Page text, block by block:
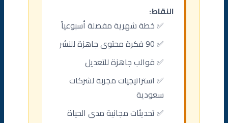
النقاط:
✅ خطة شهرية مفصلة أسبوعياً
✅ 90 فكرة محتوى جاهزة للنشر
✅ قوالب جاهزة للتعديل
✅ استراتيجيات مجربة لشركات
سعودية
✅ تحديثات مجانية مدى الحياة